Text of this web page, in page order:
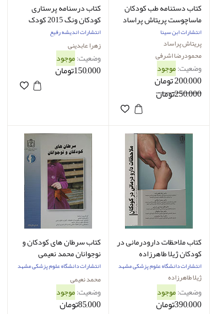
کتاب دستنامه طب کودکان
ماساچوست پریتاش پراساد
محمودرضا اشرفی
انتشارات ابن سینا
پریتاش پراساد
محمودرضا اشرفی
وضعیت:موجود
200,000 تومان
250,000تومان
کتاب درسنامه پرستاری
کودکان ونگ 2015 کودک
سالم زهرا عابدینی
انتشارات اندیشه رفیع
زهرا عابدینی
وضعیت:موجود
150,000تومان
کتاب ملاحظات دارودرمانی در
کودکان ژیلا طاهرزاده
انتشارات دانشگاه علوم پزشکی مشهد
ژیلا طاهرزاده
وضعیت:موجود
390,000تومان
کتاب سرطان های کودکان و
نوجوانان محمد نعیمی
انتشارات دانشگاه علوم پزشکی مشهد
محمد نعیمی
وضعیت:موجود
85,000تومان